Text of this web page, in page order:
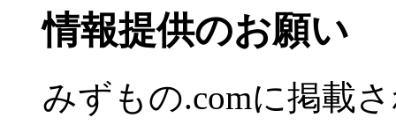
情報提供のお願い
みずもの.comに掲載